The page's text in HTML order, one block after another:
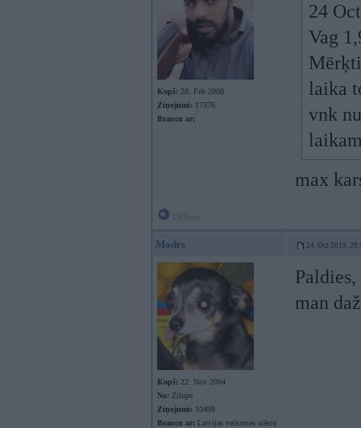
Kopš: 28. Feb 2008
Ziņojumi: 17376
Braucu ar:
24
Vag
laika
vnk
max
Modrs 24. Oct 2019,
Kopš: 22. Nov 2004
No: Zilupe
Ziņojumi: 10498
Braucu ar: Latvijas veiksmes stāstu
Paldies,
man